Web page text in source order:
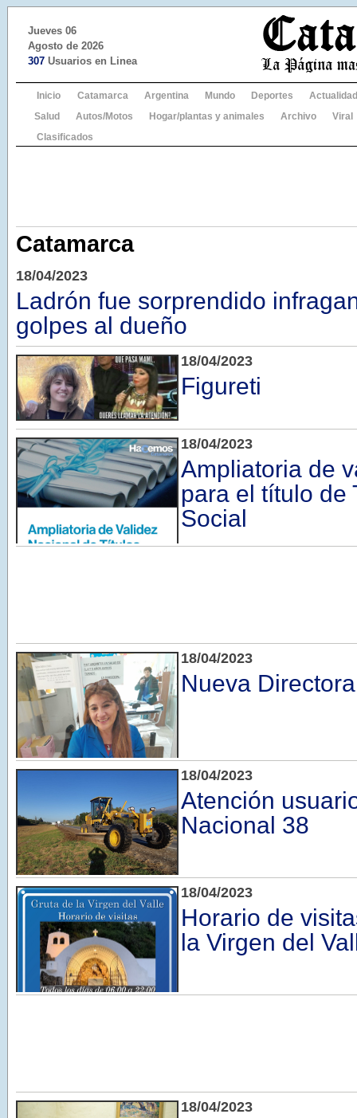
Jueves 06
Agosto de 2026
307 Usuarios en Linea
Inicio Catamarca Argentina Mundo Deportes
Actualidad
Salud
Autos/Motos Hogar/plantas y animales Archivo
Viral
Clasificados
Catamarca
18/04/2023
Ladrón fue sorprendido
golpes al dueño
18/04/2023
Figureti
18/04/2023
Ampliatoria de
para el título de
Social
18/04/2023
Nueva Directora
18/04/2023
Atención
Nacional 38
18/04/2023
Horario de
la Virgen del
18/04/2023